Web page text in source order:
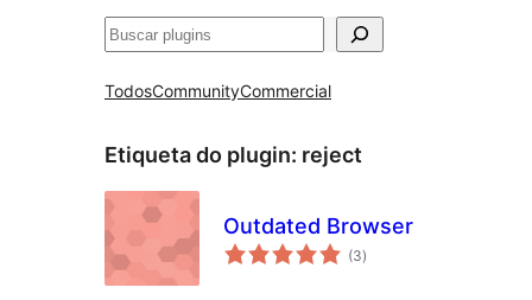
Buscar
TodosCommunityCommercial
Etiqueta do plugin: reject
Outdated Browser
(3valoracións
totais
)